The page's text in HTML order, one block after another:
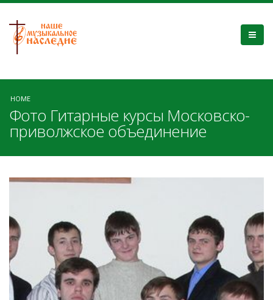
HOME
Фото Гитарные курсы Московско-
приволжское объединение